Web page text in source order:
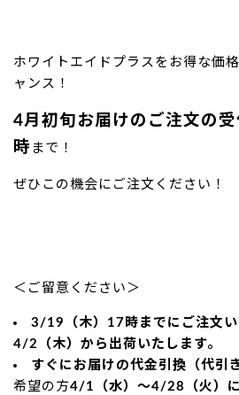
ホワイトエイドプラスをお得な価
ャンス！
4月初旬お届けのご注文の受
時 まで！
ぜひこの機会にご注文ください！
＜ご留意ください＞
3/19（木）17時までにご注文い
4/2（木）から出荷いたします。
すぐにお届けの代金引換（代引
希望の方4/1（水）～4/28（火）